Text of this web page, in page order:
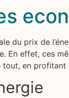
du prix de
En effet, ces
tout, en profitant